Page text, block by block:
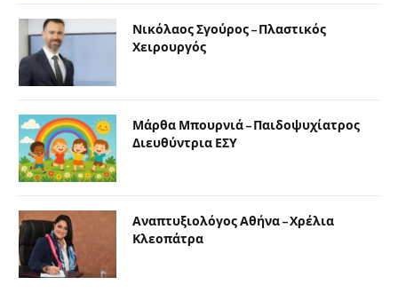
Νικόλαος Σγούρος – Πλαστικός
Χειρουργός
Μάρθα Μπουρνιά – Παιδοψυχίατρος
Διευθύντρια ΕΣΥ
Αναπτυξιολόγος Αθήνα – Χρέλια
Κλεοπάτρα